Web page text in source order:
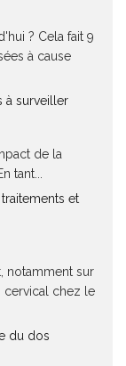
? Cela fait 9
à cause
à surveiller
de la
tant...
et
notamment sur
cervical chez le
du dos